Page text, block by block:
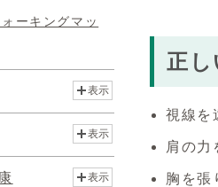
正
視線を
肩の力
胸を張
ーキングマッ
表示
表示
表示